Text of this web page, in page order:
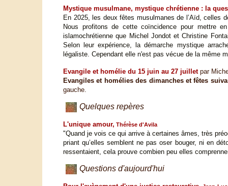
Mystique musulmane, mystique chrétienne : la
En 2025, les deux fêtes musulmanes de l’Aïd, celles
Nous profitons de cette coïncidence pour mettre
islamochrétienne que Michel Jondot et Christine
Selon leur expérience, la démarche mystique
légaliste. Cependant elle n'est pas vécue de la même
Evangile et homélie du 15 juin au 27 juillet par
Evangiles et homélies des dimanches et fêtes
gauche.
Quelques repères
L'unique amour, Thérèse d'Avila
"Quand je vois ce qui arrive à certaines âmes, très
priant qu’elles semblent ne pas oser bouger, ni en
ressentaient, cela prouve combien peu elles
Questions d'aujourd'hui